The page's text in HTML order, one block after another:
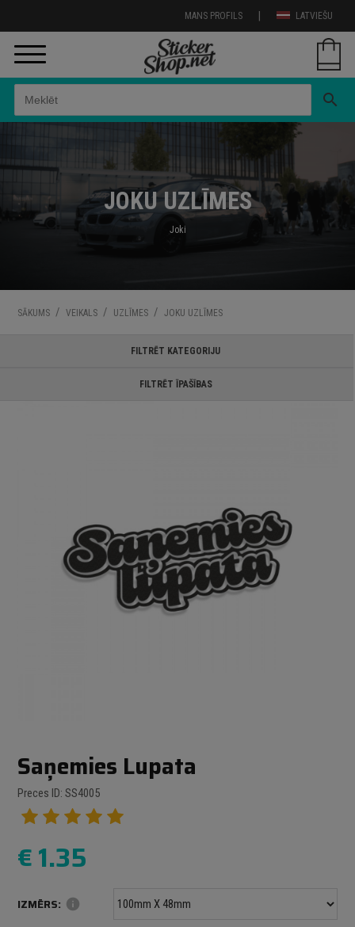
LATVIEŠU
|
MANS PROFILS
search
JOKU UZLĪMES
Joki
SĀKUMS / VEIKALS / UZLĪMES / JOKU UZLĪMES
FILTRĒT KATEGORIJU
FILTRĒT ĪPAŠĪBAS
Saņemies Lupata
Preces ID: SS4005
€1.35
IZMĒRS: info